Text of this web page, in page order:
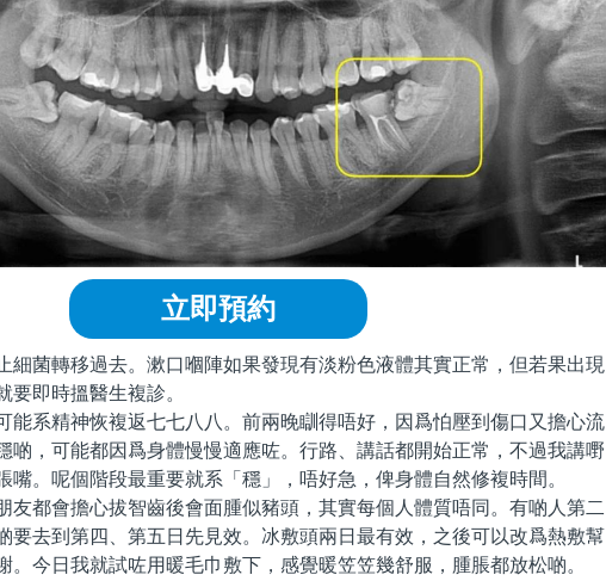
立即預約
菌轉移過去。漱口嗰陣如果發現有淡粉色液體其實正常，但若果出現
要即時搵醫生複診。
系精神恢複返七七八八。前兩晚瞓得唔好，因爲怕壓到傷口又擔心流
啲，可能都因爲身體慢慢適應咗。行路、講話都開始正常，不過我講嘢
嘴。呢個階段最重要就系「穩」，唔好急，俾身體自然修複時間。
都會擔心拔智齒後會面腫似豬頭，其實每個人體質唔同。有啲人第二
要去到第四、第五日先見效。冰敷頭兩日最有效，之後可以改爲熱敷幫
。今日我就試咗用暖毛巾敷下，感覺暖笠笠幾舒服，腫脹都放松啲。